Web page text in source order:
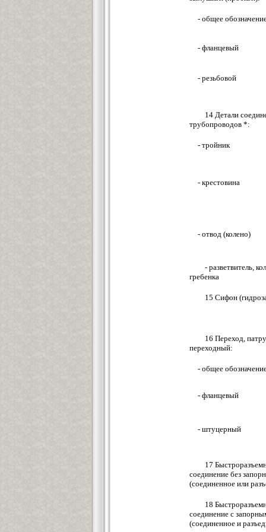
- общее
- фланцевый
- резьбовой
14 Детали
трубопроводов *:
- тройник
- крестовина
- отвод (колено)
- разветвитель,
гребенка
15 Сифон
16 Переход,
переходный:
- общее
- фланцевый
- штуцерный
17
соединение без
(соединенное или
18
соединение с
(соединенное и